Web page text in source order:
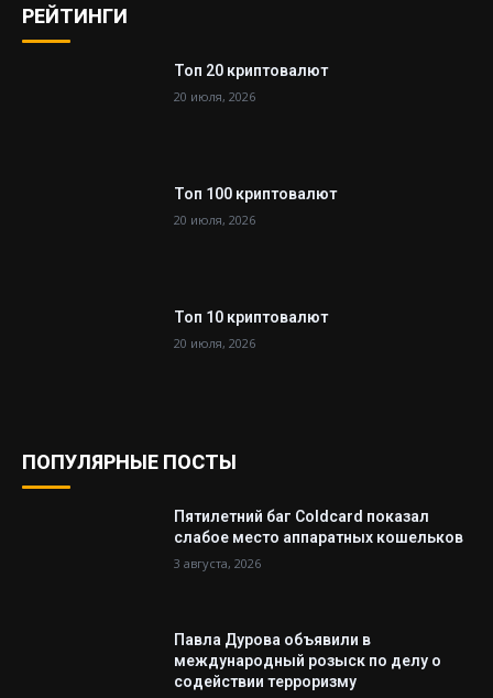
РЕЙТИНГИ
Топ 20 криптовалют
20 июля, 2026
Топ 100 криптовалют
20 июля, 2026
Топ 10 криптовалют
20 июля, 2026
ПОПУЛЯРНЫЕ ПОСТЫ
Пятилетний баг Coldcard показал
слабое место аппаратных кошельков
3 августа, 2026
Павла Дурова объявили в
международный розыск по делу о
содействии терроризму